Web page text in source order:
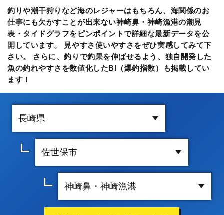
釣りや潮干狩りなど海のレジャーはもちろん、海関係のお
仕事にも欠かすことが出来ない神崎鼻・神崎漁港の潮見
表・タイドグラフをピンポイントで詳細な最新データを公
開しています。 見やすさ使いやすさをぜひ実感してみて下
さい。 さらに、釣りで釣果を伸ばせるよう、独自開発した
魚の釣れやすさを数値化したBI（爆釣指数）も掲載してい
ます！